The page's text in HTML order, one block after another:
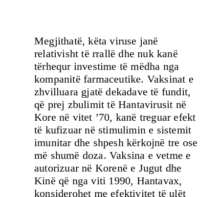
Megjithatë, këta viruse janë
relativisht të rrallë dhe nuk kanë
tërhequr investime të mëdha nga
kompanitë farmaceutike. Vaksinat e
zhvilluara gjatë dekadave të fundit,
që prej zbulimit të Hantavirusit në
Kore në vitet ’70, kanë treguar efekt
të kufizuar në stimulimin e sistemit
imunitar dhe shpesh kërkojnë tre ose
më shumë doza. Vaksina e vetme e
autorizuar në Korenë e Jugut dhe
Kinë që nga viti 1990, Hantavax,
konsiderohet me efektivitet të ulët